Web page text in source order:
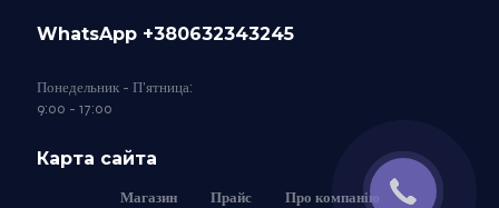
WhatsApp +380632343245
Понедельник - П'ятница:
9:00 - 17:00
Карта сайта
Магазин Прайс
Про компанію